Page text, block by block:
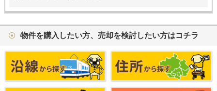
物件を購入したい方、売却を検討したい方はコチラ